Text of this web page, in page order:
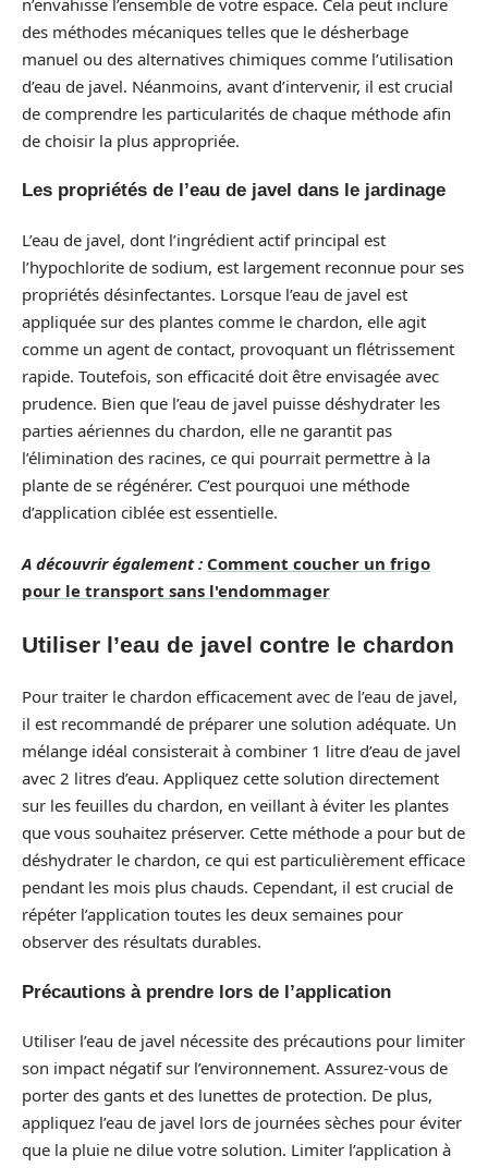
des méthodes mécaniques telles que le désherbage
manuel ou des alternatives chimiques comme l’utilisation
d’eau de javel. Néanmoins, avant d’intervenir, il est crucial
de comprendre les particularités de chaque méthode afin
de choisir la plus appropriée.
Les propriétés de l’eau de javel dans le jardinage
L’eau de javel, dont l’ingrédient actif principal est
l’hypochlorite de sodium, est largement reconnue pour ses
propriétés désinfectantes. Lorsque l’eau de javel est
appliquée sur des plantes comme le chardon, elle agit
comme un agent de contact, provoquant un flétrissement
rapide. Toutefois, son efficacité doit être envisagée avec
prudence. Bien que l’eau de javel puisse déshydrater les
parties aériennes du chardon, elle ne garantit pas
l’élimination des racines, ce qui pourrait permettre à la
plante de se régénérer. C’est pourquoi une méthode
d’application ciblée est essentielle.
A découvrir également : Comment coucher un frigo
pour le transport sans l'endommager
Utiliser l’eau de javel contre le chardon
Pour traiter le chardon efficacement avec de l’eau de javel,
il est recommandé de préparer une solution adéquate. Un
mélange idéal consisterait à combiner 1 litre d’eau de javel
avec 2 litres d’eau. Appliquez cette solution directement
sur les feuilles du chardon, en veillant à éviter les plantes
que vous souhaitez préserver. Cette méthode a pour but de
déshydrater le chardon, ce qui est particulièrement efficace
pendant les mois plus chauds. Cependant, il est crucial de
répéter l’application toutes les deux semaines pour
observer des résultats durables.
Précautions à prendre lors de l’application
Utiliser l’eau de javel nécessite des précautions pour limiter
son impact négatif sur l’environnement. Assurez-vous de
porter des gants et des lunettes de protection. De plus,
appliquez l’eau de javel lors de journées sèches pour éviter
que la pluie ne dilue votre solution. Limiter l’application à